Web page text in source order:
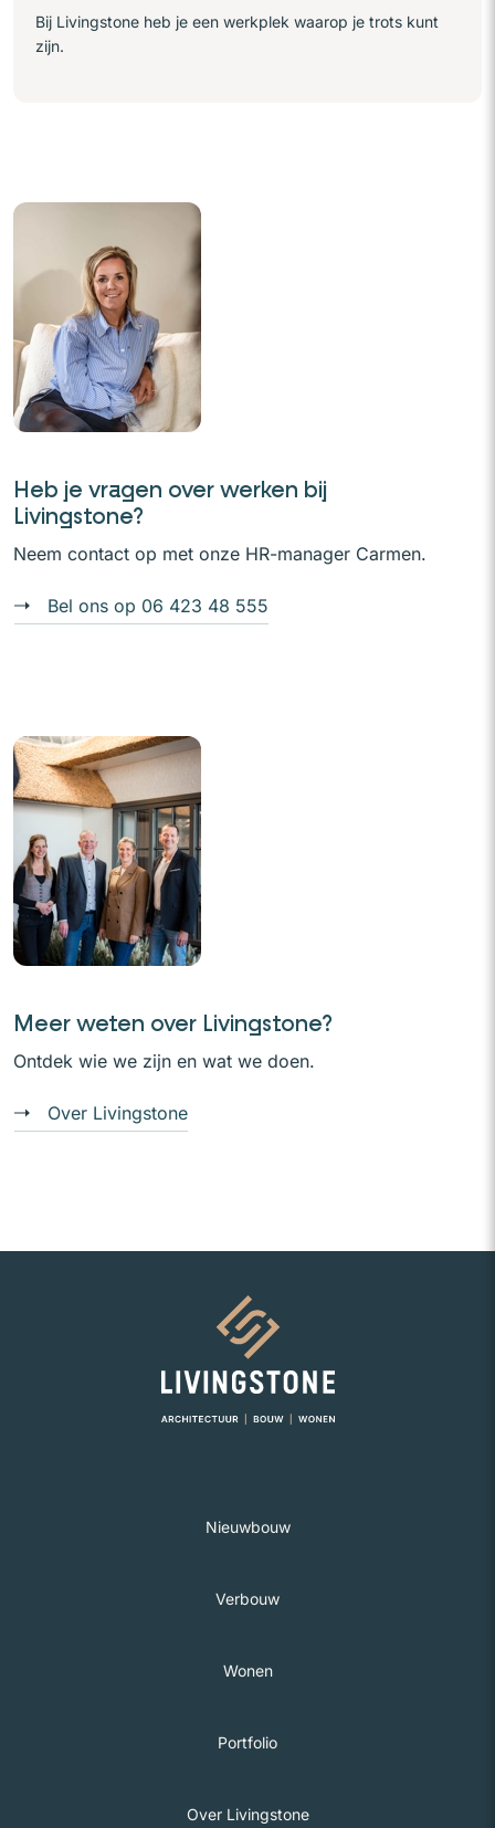
Bij Livingstone heb je een werkplek waarop je trots kunt
zijn.
Heb je vragen over werken bij
Livingstone?
Neem contact op met onze HR-manager Carmen.
Bel ons op 06 423 48 555
Meer weten over Livingstone?
Ontdek wie we zijn en wat we doen.
Over Livingstone
Naar homepage
Nieuwbouw
Verbouw
Wonen
Portfolio
Over Livingstone